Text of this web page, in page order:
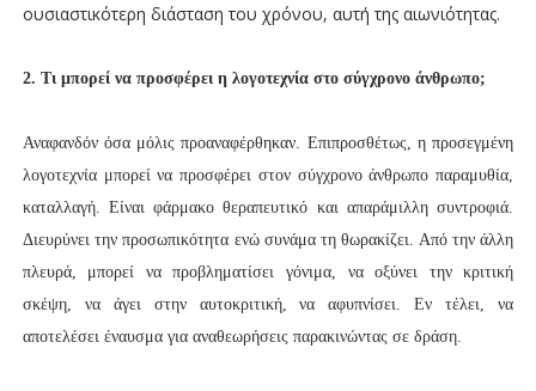
ουσιαστικότερη διάσταση του χρόνου, αυτή της αιωνιότητας.
2. Τι μπορεί να προσφέρει η λογοτεχνία στο σύγχρονο άνθρωπο;
Αναφανδόν όσα μόλις προαναφέρθηκαν. Επιπροσθέτως, η προσεγμένη
λογοτεχνία μπορεί να προσφέρει στον σύγχρονο άνθρωπο παραμυθία,
καταλλαγή. Είναι φάρμακο θεραπευτικό και απαράμιλλη συντροφιά.
Διευρύνει την προσωπικότητα ενώ συνάμα τη θωρακίζει. Από την άλλη
πλευρά, μπορεί να προβληματίσει γόνιμα, να οξύνει την κριτική
σκέψη, να άγει στην αυτοκριτική, να αφυπνίσει. Εν τέλει, να
αποτελέσει έναυσμα για αναθεωρήσεις παρακινώντας σε δράση.